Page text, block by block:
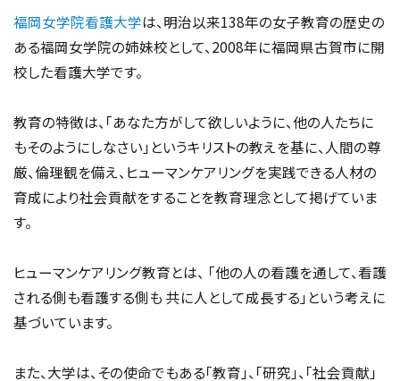
福岡女学院看護大学は、明治以来138年の女子教育の歴史の
ある福岡女学院の姉妹校として、2008年に福岡県古賀市に開
校した看護大学です。
教育の特徴は、「あなた方がして欲しいように、他の人たちに
もそのようにしなさい」というキリストの教えを基に、人間の尊
厳、倫理観を備え、ヒューマンケアリングを実践できる人材の
育成により社会貢献をすることを教育理念として掲げていま
す。
ヒューマンケアリング教育とは、 「他の人の看護を通して、看護
される側も看護する側も 共に人として成長する」という考えに
基づいています。
また、大学は、その使命でもある「教育」、「研究」、「社会貢献」